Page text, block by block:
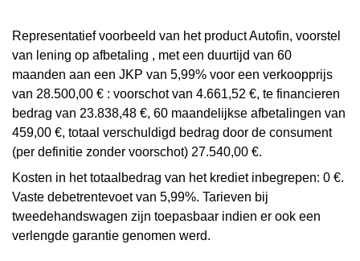
Representatief voorbeeld van het product Autofin, voorstel
van lening op afbetaling , met een duurtijd van 60
maanden aan een JKP van 5,99% voor een verkoopprijs
van 28.500,00 € : voorschot van 4.661,52 €, te financieren
bedrag van 23.838,48 €, 60 maandelijkse afbetalingen van
459,00 €, totaal verschuldigd bedrag door de consument
(per definitie zonder voorschot) 27.540,00 €.
Kosten in het totaalbedrag van het krediet inbegrepen: 0 €.
Vaste debetrentevoet van 5,99%. Tarieven bij
tweedehandswagen zijn toepasbaar indien er ook een
verlengde garantie genomen werd.